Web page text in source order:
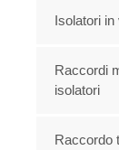
Isolatori in
Raccordi
isolatori
Raccordo